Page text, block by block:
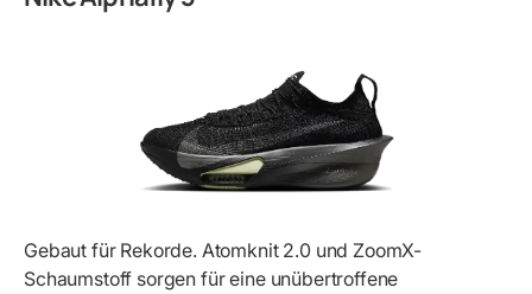
Gebaut für Rekorde. Atomknit 2.0 und ZoomX-
Schaumstoff sorgen für eine unübertroffene